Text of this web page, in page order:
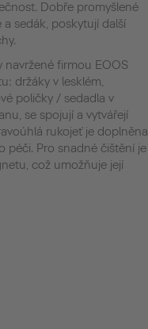
Dobře promyšlené
sedák, poskytují další
firmou EOOS
držáky v lesklém,
poličky / sedadla v
se spojují a vytvářejí
rukojeť je doplněna
péči. Pro snadné čištění je
což umožňuje její